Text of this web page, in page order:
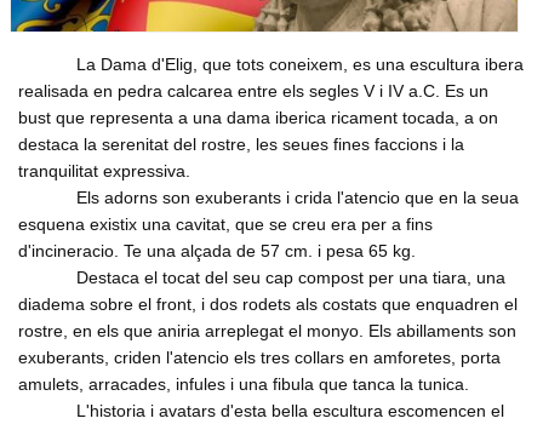
Infraestructures
Politica
Opinio
Societat
Denuncia social
ACNV
Economia
Formacio complementaria
Contrasenya*
Crear nou conte
Solicitar una nova contrasenya
Afilia't
Cursos IEV
La Dama d'Elig, que tots coneixem, es una escultura ibera
realisada en pedra calcarea entre els segles V i IV a.C. Es un
bust que representa a una dama iberica ricament tocada, a on
destaca la serenitat del rostre, les seues fines faccions i la
tranquilitat expressiva.
Els adorns son exuberants i crida l'atencio que en la seua
esquena existix una cavitat, que se creu era per a fins
d'incineracio. Te una alçada de 57 cm. i pesa 65 kg.
Destaca el tocat del seu cap compost per una tiara, una
diadema sobre el front, i dos rodets als costats que enquadren el
rostre, en els que aniria arreplegat el monyo. Els abillaments son
exuberants, criden l'atencio els tres collars en amforetes, porta
amulets, arracades, infules i una fibula que tanca la tunica.
L'historia i avatars d'esta bella escultura escomencen el